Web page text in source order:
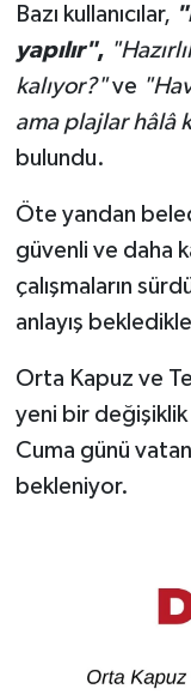
Bazı kullanıcılar,
yapılır",
kalıyor?"ve
ama plajlar hâlâ
bulundu.
Öte yandan
güvenli ve daha
çalışmaların
anlayış
Orta Kapuz ve
yeni bir değişiklik
Cuma günü
bekleniyor.